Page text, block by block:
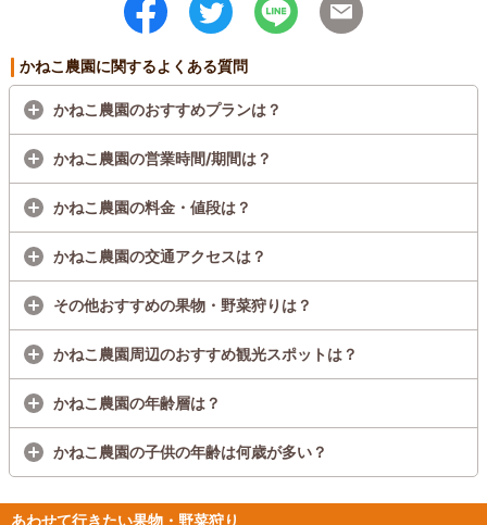
かねこ農園に関するよくある質問
かねこ農園のおすすめプランは？
かねこ農園の営業時間/期間は？
かねこ農園の料金・値段は？
かねこ農園の交通アクセスは？
その他おすすめの果物・野菜狩りは？
かねこ農園周辺のおすすめ観光スポットは？
かねこ農園の年齢層は？
かねこ農園の子供の年齢は何歳が多い？
あわせて行きたい果物・野菜狩り